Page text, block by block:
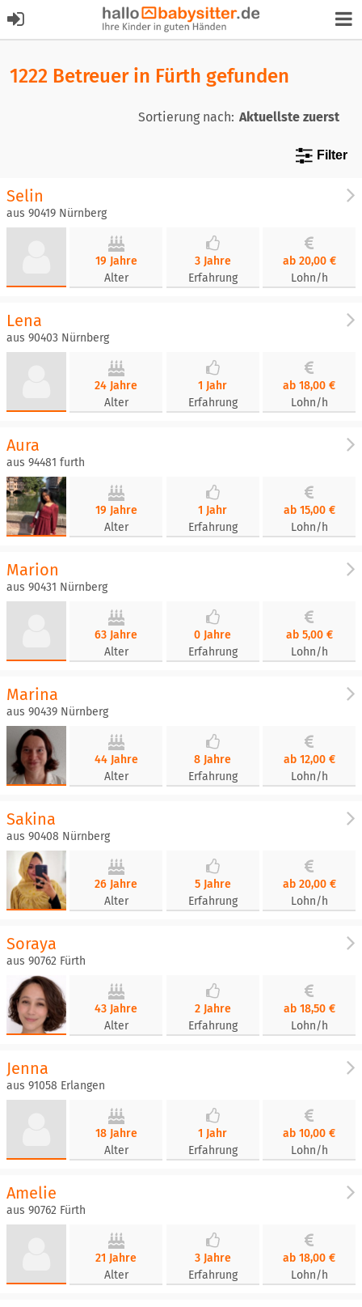
1222 Betreuer in Fürth gefunden
Sortierung nach:
Filter
Selin
aus 90419 Nürnberg
19 Jahre
Alter
3 Jahre
Erfahrung
ab 20,00 €
Lohn/h
Lena
aus 90403 Nürnberg
24 Jahre
Alter
1 Jahr
Erfahrung
ab 18,00 €
Lohn/h
Aura
aus 94481 furth
19 Jahre
Alter
1 Jahr
Erfahrung
ab 15,00 €
Lohn/h
Marion
aus 90431 Nürnberg
63 Jahre
Alter
0 Jahre
Erfahrung
ab 5,00 €
Lohn/h
Marina
aus 90439 Nürnberg
44 Jahre
Alter
8 Jahre
Erfahrung
ab 12,00 €
Lohn/h
Sakina
aus 90408 Nürnberg
26 Jahre
Alter
5 Jahre
Erfahrung
ab 20,00 €
Lohn/h
Soraya
aus 90762 Fürth
43 Jahre
Alter
2 Jahre
Erfahrung
ab 18,50 €
Lohn/h
Jenna
aus 91058 Erlangen
18 Jahre
Alter
1 Jahr
Erfahrung
ab 10,00 €
Lohn/h
Amelie
aus 90762 Fürth
21 Jahre
Alter
3 Jahre
Erfahrung
ab 18,00 €
Lohn/h